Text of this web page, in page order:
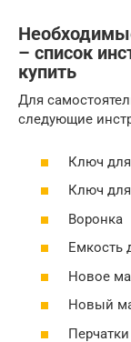
– список
купить
Для
следующие
Ключ
Ключ
Воронка
Емкость
Новое
Новый
Перчатки